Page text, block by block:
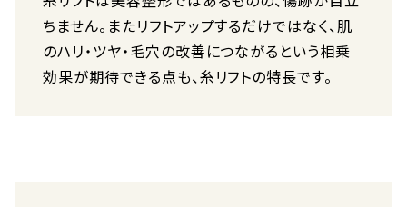
ちません。またリフトアップするだけではなく、肌
のハリ・ツヤ・毛穴の改善につながるという相乗
効果が期待できる点も、糸リフトの特長です。